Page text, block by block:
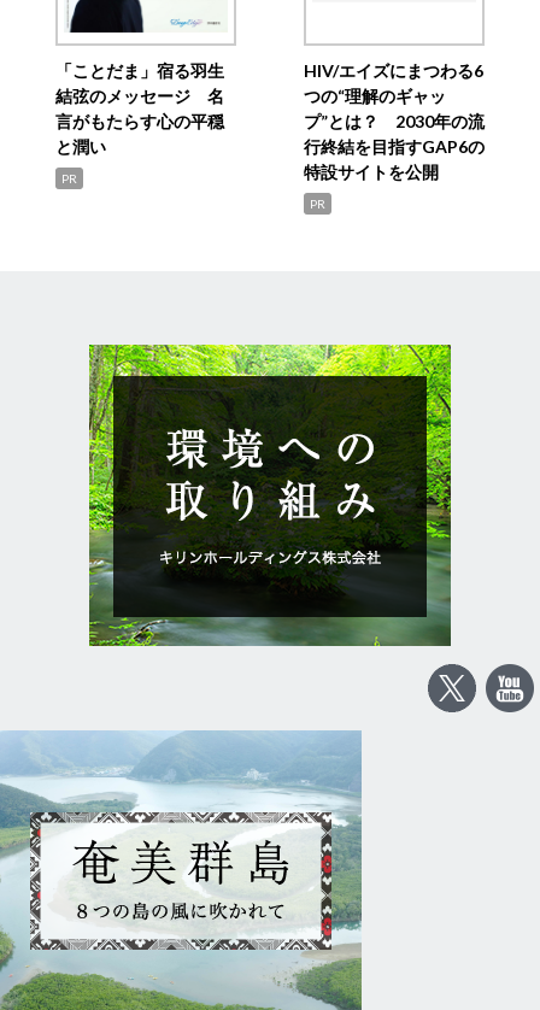
「ことだま」宿る羽生
結弦のメッセージ 名
言がもたらす心の平穏
と潤い
PR
HIV/エイズにまつわる6
つの“理解のギャッ
プ”とは？ 2030年の流
行終結を目指すGAP6の
特設サイトを公開
PR